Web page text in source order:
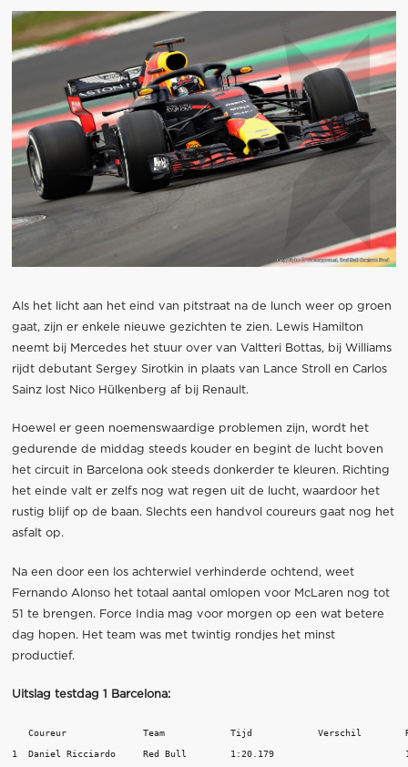
Als het licht aan het eind van pitstraat na de lunch weer op groen
gaat, zijn er enkele nieuwe gezichten te zien. Lewis Hamilton
neemt bij Mercedes het stuur over van Valtteri Bottas, bij Williams
rijdt debutant Sergey Sirotkin in plaats van Lance Stroll en Carlos
Sainz lost Nico Hülkenberg af bij Renault.
Hoewel er geen noemenswaardige problemen zijn, wordt het
gedurende de middag steeds kouder en begint de lucht boven
het circuit in Barcelona ook steeds donkerder te kleuren. Richting
het einde valt er zelfs nog wat regen uit de lucht, waardoor het
rustig blijf op de baan. Slechts een handvol coureurs gaat nog het
asfalt op.
Na een door een los achterwiel verhinderde ochtend, weet
Fernando Alonso het totaal aantal omlopen voor McLaren nog tot
51 te brengen. Force India mag voor morgen op een wat betere
dag hopen. Het team was met twintig rondjes het minst
productief.
Uitslag testdag 1 Barcelona:
   Coureur	        Team	        Tijd	        Verschil	Ronden
1  Daniel Ricciardo	Red Bull	1:20.179	 		105